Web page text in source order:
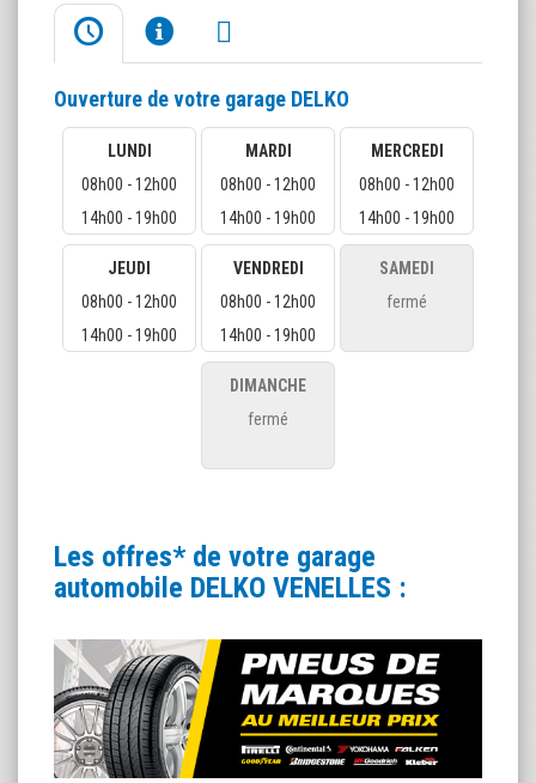
Ouverture de votre garage DELKO
LUNDI
08h00 - 12h00
14h00 - 19h00
MARDI
08h00 - 12h00
14h00 - 19h00
MERCREDI
08h00 - 12h00
14h00 - 19h00
JEUDI
08h00 - 12h00
14h00 - 19h00
VENDREDI
08h00 - 12h00
14h00 - 19h00
SAMEDI
fermé
DIMANCHE
fermé
Les offres* de votre garage
automobile DELKO VENELLES :